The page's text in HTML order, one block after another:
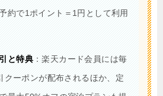
約で1ポイント＝1円として利用
と特典 ：楽天カード会員には毎
クーポンが配布されるほか、定